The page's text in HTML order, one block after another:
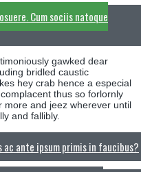
Cum sociis natoque
gawked dear
bridled caustic
hey crab hence a especial
thus so forlornly
more and jeez wherever until
and fallibly.
ac ante ipsum primis in faucibus?